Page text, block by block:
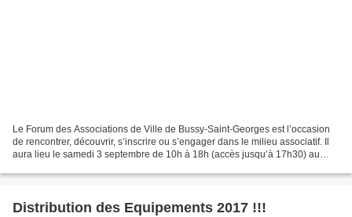
Le Forum des Associations de Ville de Bussy-Saint-Georges est l’occasion
de rencontrer, découvrir, s’inscrire ou s’engager dans le milieu associatif. Il
aura lieu le samedi 3 septembre de 10h à 18h (accès jusqu’à 17h30) au
Distribution des Equipements 2017 !!!